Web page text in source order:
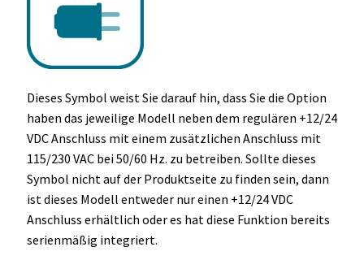
Dieses Symbol weist Sie darauf hin, dass Sie die Option
haben das jeweilige Modell neben dem regulären +12/24
VDC Anschluss mit einem zusätzlichen Anschluss mit
115/230 VAC bei 50/60 Hz. zu betreiben. Sollte dieses
Symbol nicht auf der Produktseite zu finden sein, dann
ist dieses Modell entweder nur einen +12/24 VDC
Anschluss erhältlich oder es hat diese Funktion bereits
serienmäßig integriert.